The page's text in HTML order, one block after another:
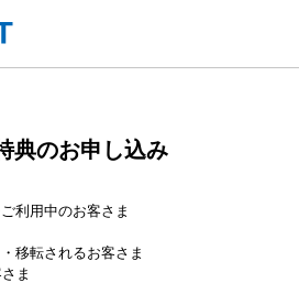
典のお申し込み
利用中のお客さま
移転されるお客さま
ま